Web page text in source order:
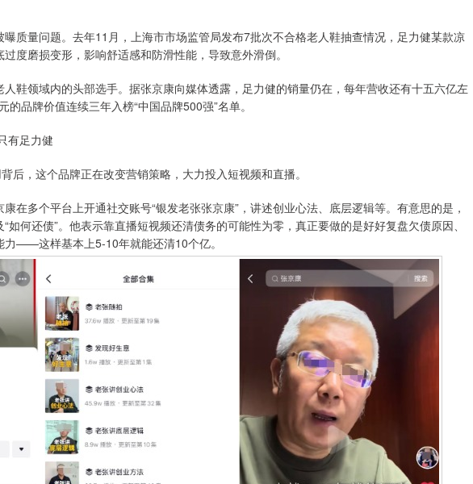
量问题。去年11月，上海市市场监管局发布7批次不合格老人鞋抽查情况，足力健某款凉
度磨损变形，影响舒适感和防滑性能，导致意外滑倒。
领域内的头部选手。据张京康向媒体透露，足力健的销量仍在，每年营收还有十五六亿左
品牌价值连续三年入榜“中国品牌500强”名单。
有足力健
，这个品牌正在改变营销策略，大力投入短视频和直播。
多个平台上开通社交账号“银发老张张京康”，讲述创业心法、底层逻辑等。有意思的是，
如何还债”。他表示靠直播短视频还清债务的可能性为零，真正要做的是好好复盘欠债原因、
——这样基本上5-10年就能还清10个亿。